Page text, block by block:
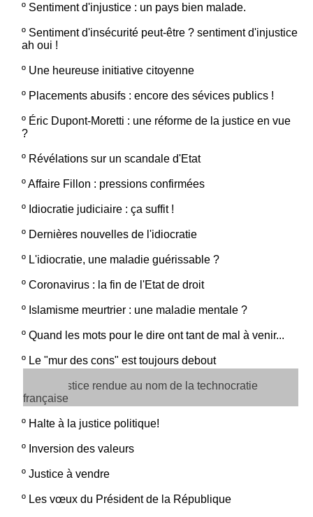
º Sentiment d'injustice : un pays bien malade.
º Sentiment d'insécurité peut-être ? sentiment d'injustice
ah oui !
º Une heureuse initiative citoyenne
º Placements abusifs : encore des sévices publics !
º Éric Dupont-Moretti : une réforme de la justice en vue
?
º Révélations sur un scandale d'Etat
ºAffaire Fillon : pressions confirmées
º Idiocratie judiciaire : ça suffit !
º Dernières nouvelles de l'idiocratie
º L'idiocratie, une maladie guérissable ?
º Coronavirus : la fin de l'Etat de droit
º Islamisme meurtrier : une maladie mentale ?
º Quand les mots pour le dire ont tant de mal à venir...
º Le "mur des cons" est toujours debout
La Justice rendue au nom de la technocratie
française
º Halte à la justice politique!
º Inversion des valeurs
º Justice à vendre
º Les vœux du Président de la République